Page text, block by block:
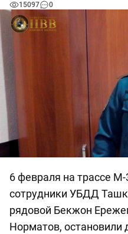
15097 0
6 февраля на трассе
сотрудники УБДД
рядовой Бекжон
Норматов, остановили